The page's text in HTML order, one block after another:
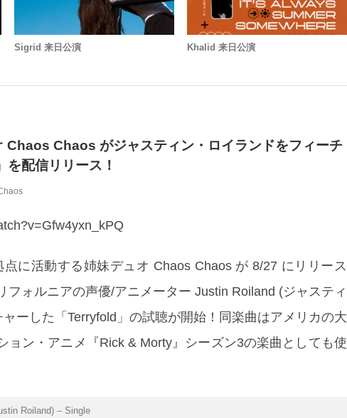
Sigrid 来日公演 Khalid 来日公演
Chaos Chaos がジャスティン・ロイランドをフィーチ
配信リリース！
に活動する姉妹デュオ Chaos Chaos が 8/27 にリリース
フォルニアの声優/アニメーター Justin Roiland (ジャスティ
ーした「Terryfold」の試聴が開始！同楽曲はアメリカの大
ョン・アニメ『Rick & Morty』シーズン3の楽曲としても使
Roiland) – Single